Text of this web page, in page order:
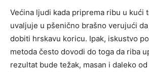
Većina ljudi kada priprema ribu u kući
uvaljuje u pšenično brašno verujući
dobiti hrskavu koricu. Ipak, iskustvo
metoda često dovodi do toga da riba
rezultat bude težak, masan i daleko